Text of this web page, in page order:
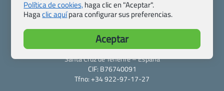
Viajes.com
Last Minute Express S.L.U.
c/ Drago, CC HLS, Local 13
38660 Miraverde – Adeje
Santa Cruz de Tenerife – España
CIF: B76740091
Tfno: +34 922-97-17-27
Política de cookies,haga clic en "Aceptar".
Hagaclic aquípara configurar sus preferencias.
Aceptar